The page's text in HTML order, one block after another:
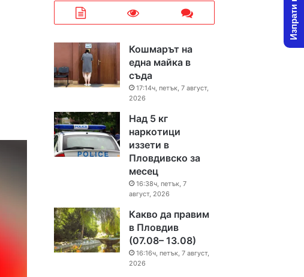
Кошмарът на
една майка в
съда
17:14ч, петък, 7 август,
2026
Над 5 кг
наркотици
иззети в
Пловдивско за
месец
16:38ч, петък, 7
август, 2026
Какво да правим
в Пловдив
(07.08– 13.08)
16:16ч, петък, 7 август,
2026